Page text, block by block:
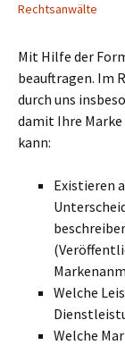
Rechtsanwälte
Mit Hilfe der
beauftragen. Im
durch uns
damit Ihre
kann:
Existieren
Welche
Welche